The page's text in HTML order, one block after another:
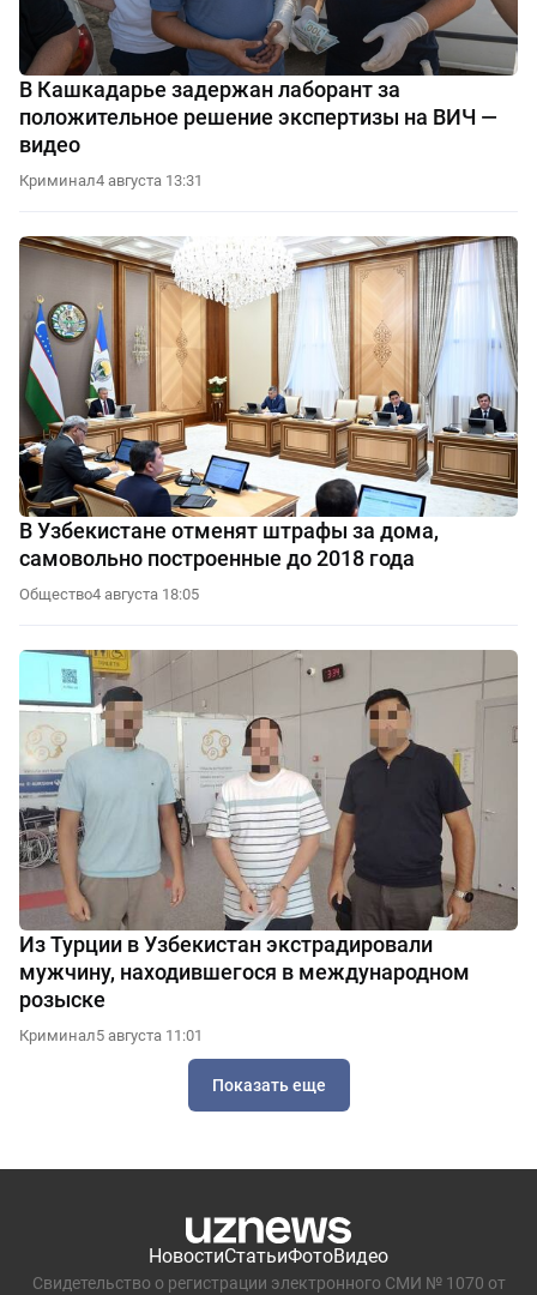
В Кашкадарье задержан лаборант за
положительное решение экспертизы на ВИЧ —
видео
Криминал4 августа 13:31
В Узбекистане отменят штрафы за дома,
самовольно построенные до 2018 года
Общество4 августа 18:05
Из Турции в Узбекистан экстрадировали
мужчину, находившегося в международном
розыске
Криминал5 августа 11:01
Показать еще
НовостиСтатьиФотоВидео
Свидетельство о регистрации электронного СМИ № 1070 от